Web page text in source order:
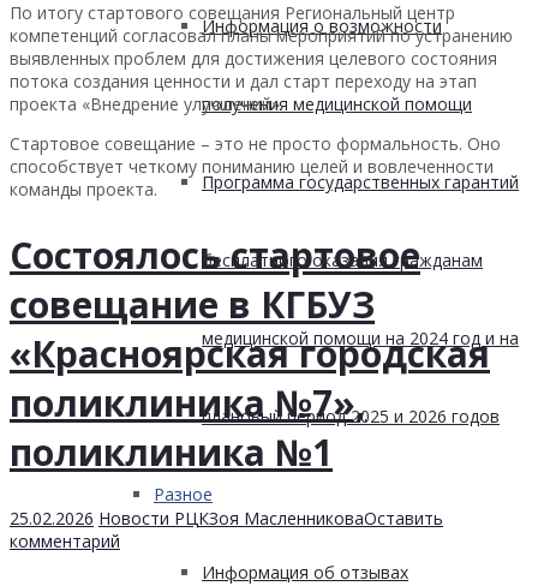
Информация о возможности
получения медицинской помощи
Программа государственных гарантий
бесплатного оказания гражданам
медицинской помощи на 2024 год и на
плановый период 2025 и 2026 годов
Разное
Информация об отзывах
По итогу стартового совещания Региональный центр
компетенций согласовал планы мероприятий по устранению
выявленных проблем для достижения целевого состояния
потока создания ценности и дал старт переходу на этап
проекта «Внедрение улучшений».
Стартовое совещание – это не просто формальность. Оно
способствует четкому пониманию целей и вовлеченности
команды проекта.
Состоялось стартовое
совещание в КГБУЗ
«Красноярская городская
поликлиника №7»,
поликлиника №1
25.02.2026 Новости РЦКЗоя МасленниковаОставить
комментарий